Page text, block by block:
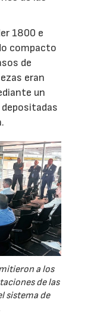
1800 e
compacto
de
eran
un
a los
de las
sistema de